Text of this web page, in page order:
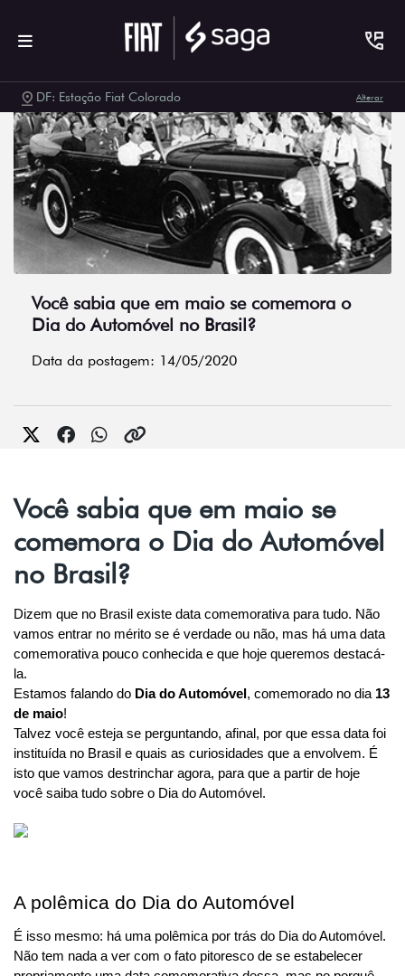
DF: Estação Fiat Colorado Alterar
Você sabia que em maio se comemora o
Dia do Automóvel no Brasil?
Data da postagem: 14/05/2020
Você sabia que em maio se
comemora o Dia do Automóvel
no Brasil?
Dizem que no Brasil existe data comemorativa para tudo. Não
vamos entrar no mérito se é verdade ou não, mas há uma data
comemorativa pouco conhecida e que hoje queremos destacá-
la.
Estamos falando do Dia do Automóvel , comemorado no dia 13
de maio!
Talvez você esteja se perguntando, afinal, por que essa data foi
instituída no Brasil e quais as curiosidades que a envolvem. É
isto que vamos destrinchar agora, para que a partir de hoje
você saiba tudo sobre o Dia do Automóvel.
A polêmica do Dia do Automóvel
É isso mesmo: há uma polêmica por trás do Dia do Automóvel.
Não tem nada a ver com o fato pitoresco de se estabelecer